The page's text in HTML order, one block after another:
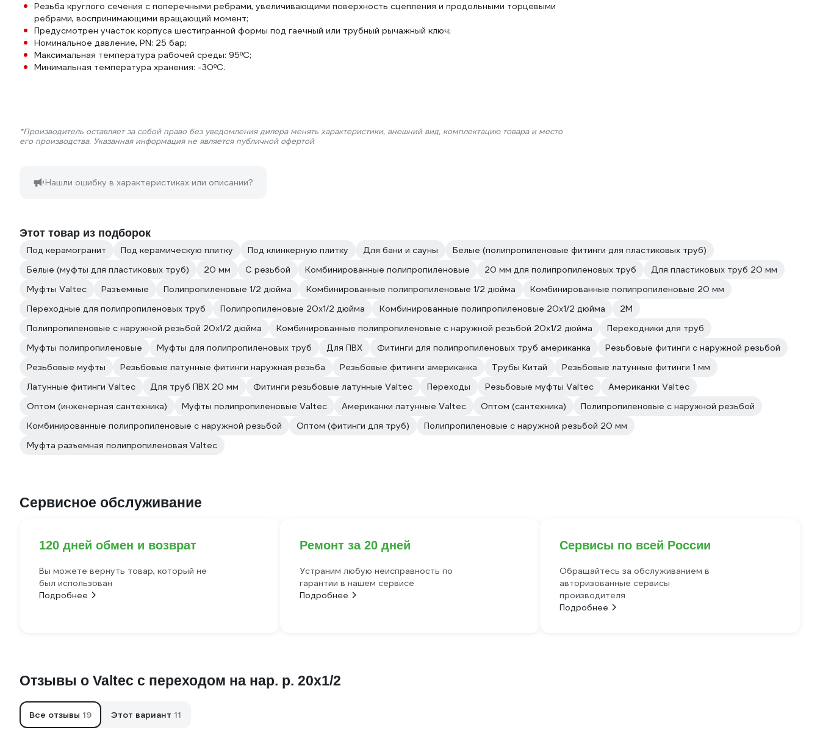
Резьба круглого сечения с поперечными ребрами, увеличивающими поверхность сцепления и продольными торцевыми
ребрами, воспринимающими вращающий момент;
Предусмотрен участок корпуса шестигранной формы под гаечный или трубный рычажный ключ;
Номинальное давление, PN: 25 бар;
Максимальная температура рабочей среды: 95ºС;
Минимальная температура хранения: -30ºС.
*Производитель оставляет за собой право без уведомления дилера менять характеристики, внешний вид, комплектацию товара и место
его производства. Указанная информация не является публичной офертой
Нашли ошибку в характеристиках или описании?
Этот товар из подборок
Под керамогранит Под керамическую плитку Под клинкерную плитку Для бани и сауны
Белые (полипропиленовые фитинги для пластиковых труб)
Белые (муфты для пластиковых труб)
20 мм С резьбой Комбинированные полипропиленовые 20 мм для полипропиленовых труб
Для пластиковых труб 20 мм
Муфты Valtec
Разъемные Полипропиленовые 1/2 дюйма Комбинированные полипропиленовые 1/2 дюйма
Комбинированные полипропиленовые 20 мм
Переходные для полипропиленовых труб
Полипропиленовые 20х1/2 дюйма Комбинированные полипропиленовые 20х1/2 дюйма
2M
Полипропиленовые с наружной резьбой 20х1/2 дюйма
Комбинированные полипропиленовые с наружной резьбой 20х1/2 дюйма
Переходники для труб
Муфты полипропиленовые
Муфты для полипропиленовых труб Для ПВХ Фитинги для полипропиленовых труб американка
Резьбовые фитинги с наружной резьбой
Резьбовые муфты
Резьбовые латунные фитинги наружная резьба Резьбовые фитинги американка Трубы Китай
Резьбовые латунные фитинги 1 мм
Латунные фитинги Valtec
Для труб ПВХ 20 мм Фитинги резьбовые латунные Valtec Переходы Резьбовые муфты Valtec
Американки Valtec
Оптом (инженерная сантехника)
Муфты полипропиленовые Valtec Американки латунные Valtec Оптом (сантехника)
Полипропиленовые с наружной резьбой
Комбинированные полипропиленовые с наружной резьбой
Оптом (фитинги для труб)
Полипропиленовые с наружной резьбой 20 мм
Муфта разъемная полипропиленовая Valtec
Сервисное обслуживание
120 дней обмен и возврат
Вы можете вернуть товар, который не
был использован
Подробнее
Ремонт за 20 дней
Устраним любую неисправность по
гарантии в нашем сервисе
Подробнее
Сервисы по всей России
Обращайтесь за обслуживанием в
авторизованные сервисы
производителя
Подробнее
Отзывы о Valtec с переходом на нар. р. 20х1/2
Все отзывы 19 Этот вариант 11